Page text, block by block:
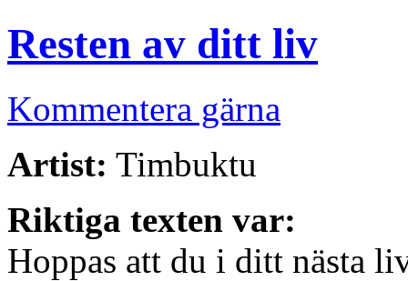
Resten av ditt liv
Kommentera gärna
Artist: Timbuktu
Riktiga texten var:
Hoppas att du i ditt nästa